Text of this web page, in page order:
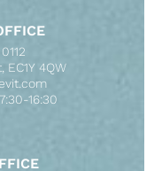
4QW
16:30